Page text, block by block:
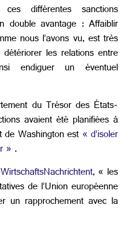
différentes sanctions
double avantage : Affaiblir
nous l’avons vu, est très
les relations entre
endiguer un éventuel
du Trésor des États-
avaient été planifiées à
Washington est « d’isoler
» .
, « les
de l’Union européenne
un rapprochement avec la